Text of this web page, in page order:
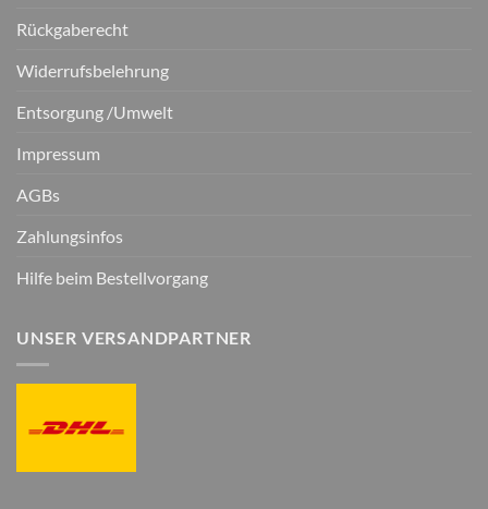
Rückgaberecht
Widerrufsbelehrung
Entsorgung /Umwelt
Impressum
AGBs
Zahlungsinfos
Hilfe beim Bestellvorgang
UNSER VERSANDPARTNER